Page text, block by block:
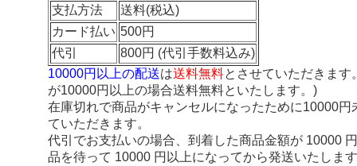
支払方法
送料(税込)
カード払い 500円
代引
800円 (代引手数料込み)
10000円以上の配送は送料無料とさせていただきま
が10000円以上の場合送料無料といたします。)
在庫切れで商品がキャンセルになったために10000
ていただきます。
代引でお支払いの場合、到着した商品金額が 10000
品を待って 10000 円以上になってから発送いたしま